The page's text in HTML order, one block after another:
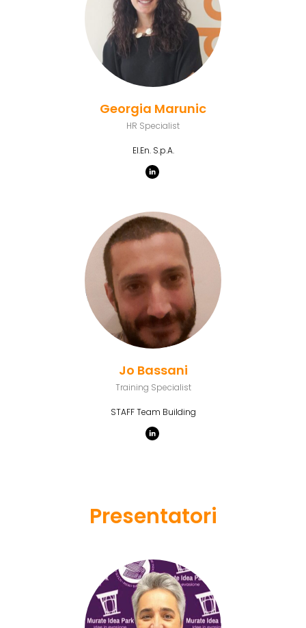
Georgia Marunic
HR Specialist
El.En. S.p.A.
Jo Bassani
Training Specialist
STAFF Team Building
Presentatori